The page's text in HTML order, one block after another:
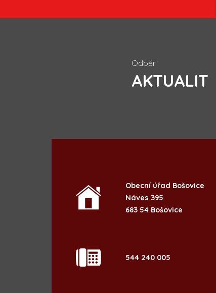
Odběr
AKTUALIT
Obecní úřad Bošovice
Náves 395
683 54 Bošovice
544 240 005